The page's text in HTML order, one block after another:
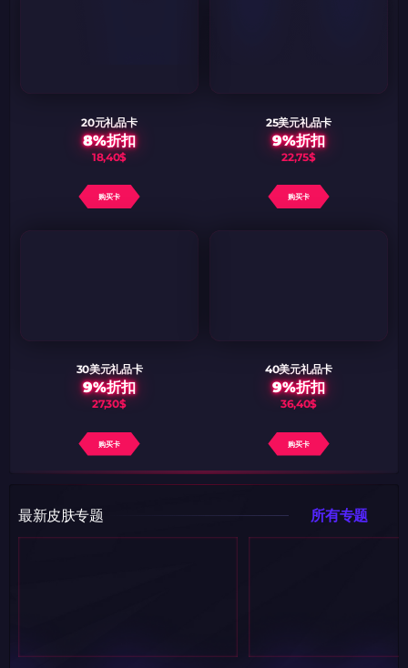
20元礼品卡
8%折扣
18,40$
购买卡
25美元礼品卡
9%折扣
22,75$
购买卡
30美元礼品卡
9%折扣
27,30$
购买卡
40美元礼品卡
9%折扣
36,40$
购买卡
最新皮肤专题 所有专题